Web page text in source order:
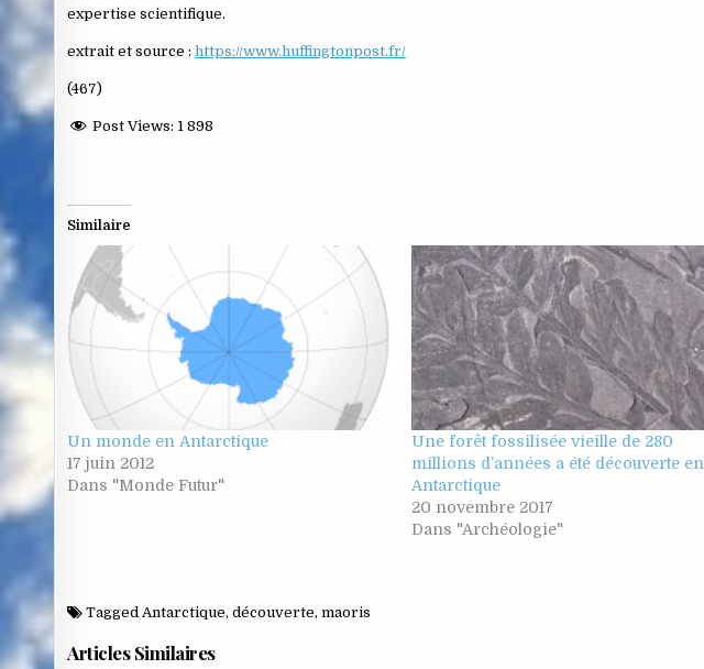
expertise scientifique.
extrait et source :https://www.huffingtonpost.fr/
(467)
Post Views: 1 898
Similaire
Un monde en Antarctique
17 juin 2012
Dans "Monde Futur"
Une forêt fossilisée vieille de 280
millions d’années a été découverte en
Antarctique
20 novembre 2017
Dans "Archéologie"
Tagged Antarctique,découverte,maoris
Articles Similaires